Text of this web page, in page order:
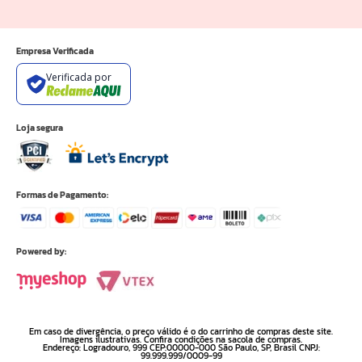
Empresa Verificada
Verificada por
Loja segura
Formas de Pagamento:
Powered by:
Em caso de divergência, o preço válido é o do carrinho de compras deste site.
Imagens ilustrativas. Confira condições na sacola de compras.
Endereço: Logradouro, 999 CEP:00000-000 São Paulo, SP, Brasil CNPJ:
99.999.999/0009-99